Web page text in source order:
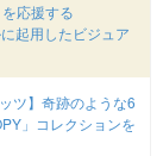
応援する
起用したビジュア
ツ】奇跡のような6
」コレクションを